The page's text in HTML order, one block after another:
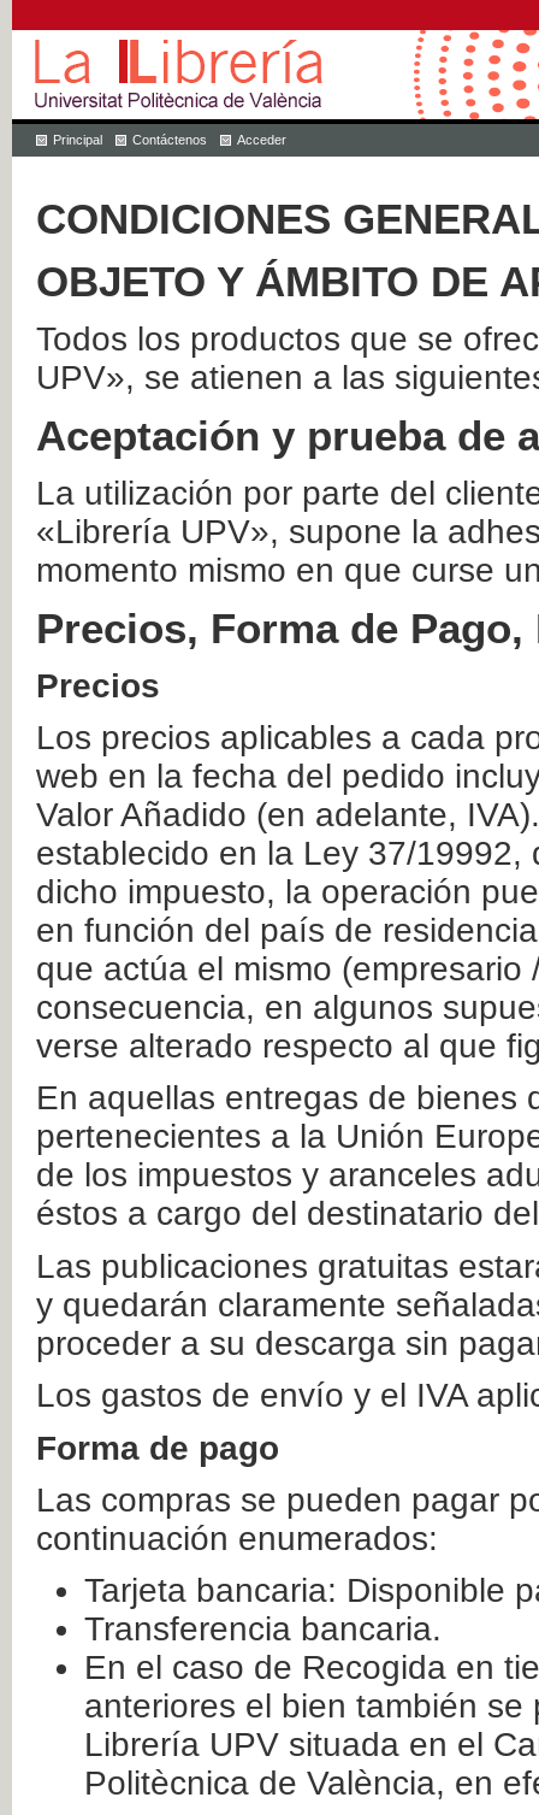
Principal Contáctenos Acceder
CONDICIONES
OBJETO Y ÁMBITO DE
Todos los productos que se
UPV», se atienen a las
Aceptación y prueba de
La utilización por parte del
«Librería UPV», supone la
momento mismo en que curse
Precios, Forma de
Precios
Los precios aplicables a cada
web en la fecha del pedido
Valor Añadido (en adelante,
establecido en la Ley 37/
dicho impuesto, la operación
en función del país de
que actúa el mismo
consecuencia, en algunos
verse alterado respecto al que
En aquellas entregas de bienes
pertenecientes a la Unión
de los impuestos y aranceles
éstos a cargo del destinatario
Las publicaciones gratuitas
y quedarán claramente
proceder a su descarga sin
Los gastos de envío y el IVA
Forma de pago
Las compras se pueden pagar
continuación enumerados:
Tarjeta bancaria: Disponible
Transferencia bancaria.
En el caso de Recogida en
anteriores el bien también
Librería UPV situada en el
Politècnica de València, en